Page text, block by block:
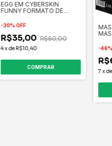
EGG EM CYBERSKIN
FUNNY FORMATO DE
-30%OFF
R$35,00 R$50,00
4xde R$10,40 -46
7x